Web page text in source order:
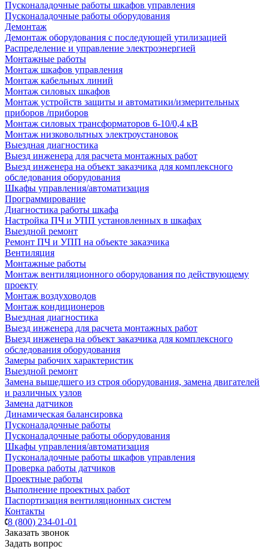
Пусконаладочные работы шкафов управления
Пусконаладочные работы оборудования
Демонтаж
Демонтаж оборудования с последующей утилизацией
Распределение и управление электроэнергией
Монтажные работы
Монтаж шкафов управления
Монтаж кабельных линий
Монтаж силовых шкафов
Монтаж устройств защиты и автоматики/измерительных
приборов /приборов
Монтаж силовых трансформаторов 6-10/0,4 кВ
Монтаж низковольтных электроустановок
Выездная диагностика
Выезд инженера для расчета монтажных работ
Выезд инженера на объект заказчика для комплексного
обследования оборудования
Шкафы управления/автоматизация
Программирование
Диагностика работы шкафа
Настройка ПЧ и УПП установленных в шкафах
Выездной ремонт
Ремонт ПЧ и УПП на объекте заказчика
Вентиляция
Монтажные работы
Монтаж вентиляционного оборудования по действующему
проекту
Монтаж воздуховодов
Монтаж кондиционеров
Выездная диагностика
Выезд инженера для расчета монтажных работ
Выезд инженера на объект заказчика для комплексного
обследования оборудования
Замеры рабочих характеристик
Выездной ремонт
Замена вышедшего из строя оборудования, замена двигателей
и различных узлов
Замена датчиков
Динамическая балансировка
Пусконаладочные работы
Пусконаладочные работы оборудования
Шкафы управления/автоматизация
Пусконаладочные работы шкафов управления
Проверка работы датчиков
Проектные работы
Выполнение проектных работ
Паспортизация вентиляционных систем
Контакты
8 (800) 234-01-01
Заказать звонок
Задать вопрос